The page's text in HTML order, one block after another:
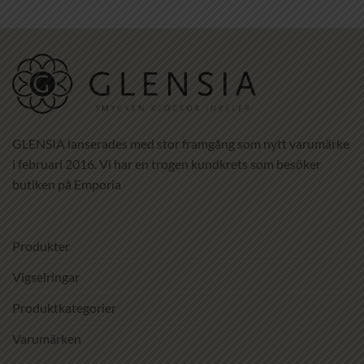
GLENSIA lanserades med stor framgång som nytt varumärke
i februari 2016. Vi har en trogen kundkrets som besöker
butiken på Emporia
Produkter
Vigselringar
Produktkategorier
Varumärken